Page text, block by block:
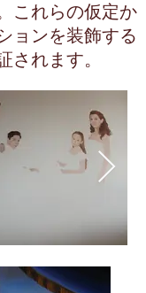
これらの仮定か
ョンを装飾する
されます。